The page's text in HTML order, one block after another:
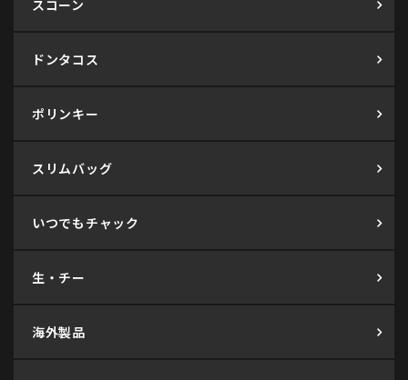
スコーン
ドンタコス
ポリンキー
スリムバッグ
いつでもチャック
生・チー
海外製品